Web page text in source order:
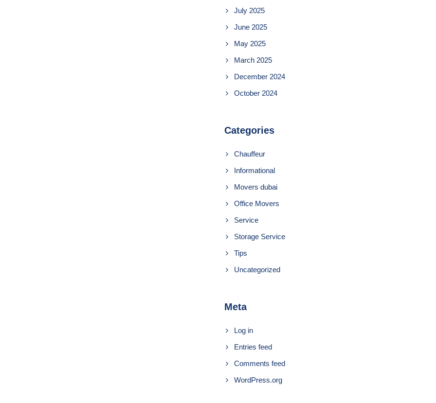
July 2025
June 2025
May 2025
March 2025
December 2024
October 2024
Categories
Chauffeur
Informational
Movers dubai
Office Movers
Service
Storage Service
Tips
Uncategorized
Meta
Log in
Entries feed
Comments feed
WordPress.org